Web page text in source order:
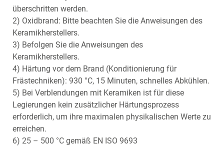
überschritten werden.
2) Oxidbrand: Bitte beachten Sie die Anweisungen des
Keramikherstellers.
3) Befolgen Sie die Anweisungen des
Keramikherstellers.
4) Härtung vor dem Brand (Konditionierung für
Frästechniken): 930 °C, 15 Minuten, schnelles Abkühlen.
5) Bei Verblendungen mit Keramiken ist für diese
Legierungen kein zusätzlicher Härtungsprozess
erforderlich, um ihre maximalen physikalischen Werte zu
erreichen.
6) 25 – 500 °C gemäß EN ISO 9693